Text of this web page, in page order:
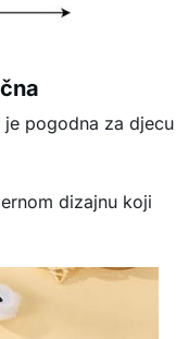
pogodna za djecu
dizajnu koji